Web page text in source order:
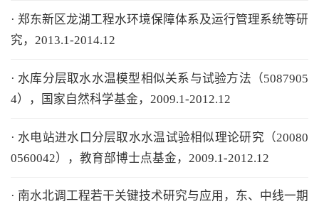
· 郑东新区龙湖工程水环境保障体系及运行管理系统等研
究，2013.1-2014.12
· 水库分层取水水温模型相似关系与试验方法（5087905
4），国家自然科学基金，2009.1-2012.12
· 水电站进水口分层取水水温试验相似理论研究（20080
0560042），教育部博士点基金，2009.1-2012.12
· 南水北调工程若干关键技术研究与应用，东、中线一期